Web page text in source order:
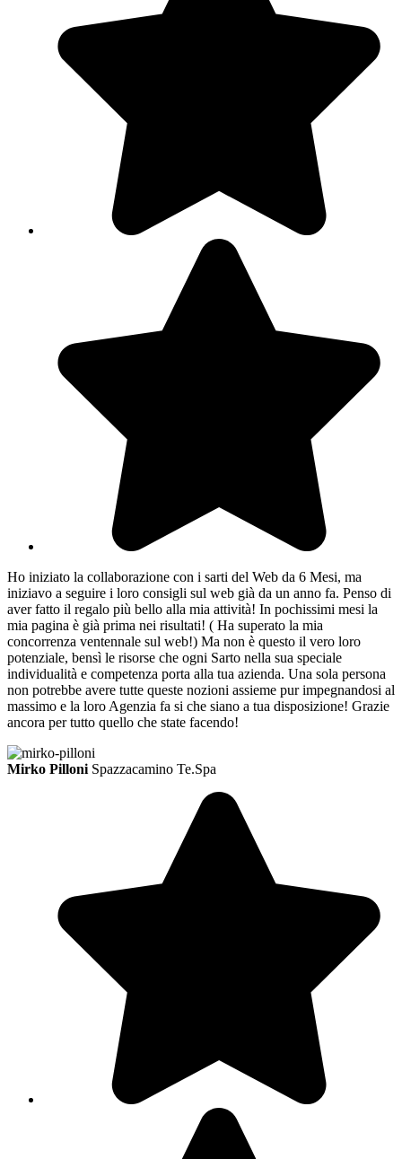
Ho iniziato la collaborazione con i sarti del Web da 6 Mesi, ma
iniziavo a seguire i loro consigli sul web già da un anno fa. Penso di
aver fatto il regalo più bello alla mia attività! In pochissimi mesi la
mia pagina è già prima nei risultati! ( Ha superato la mia
concorrenza ventennale sul web!) Ma non è questo il vero loro
potenziale, bensì le risorse che ogni Sarto nella sua speciale
individualità e competenza porta alla tua azienda. Una sola persona
non potrebbe avere tutte queste nozioni assieme pur impegnandosi al
massimo e la loro Agenzia fa si che siano a tua disposizione! Grazie
ancora per tutto quello che state facendo!
Mirko Pilloni Spazzacamino Te.Spa